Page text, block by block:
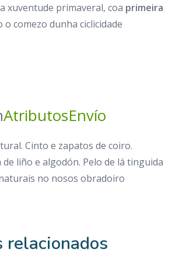
xuventude primaveral, coa primeira
o comezo dunha ciclicidade
AtributosEnvío
Cinto e zapatos de coiro.
liño e algodón. Pelo de lá tinguida
no nosos obradoiro
relacionados